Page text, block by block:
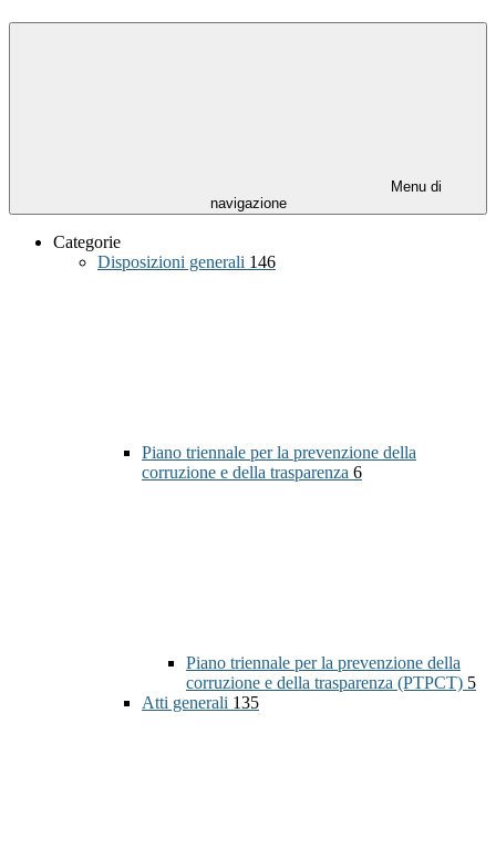
Menu di
navigazione
Categorie
Disposizioni generali 146
Piano triennale per la prevenzione della
corruzione e della trasparenza 6
Piano triennale per la prevenzione della
corruzione e della trasparenza (PTPCT) 5
Atti generali 135